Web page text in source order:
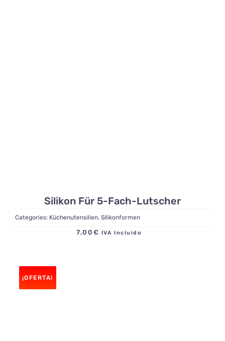
Silikon Für 5-Fach-Lutscher
Categories: Küchenutensilien, Silikonformen
7,00 € IVA Incluido
¡OFERTA!